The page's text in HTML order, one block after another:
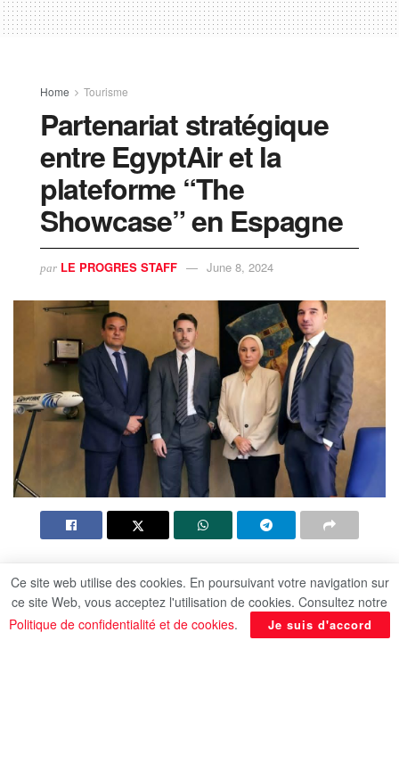
Home Tourisme
Partenariat stratégique
entre EgyptAir et la
plateforme “The
Showcase” en Espagne
par LE PROGRES STAFF June 8, 2024
Par Mohamed Attia
Le bureau d’EgyptAir en Espagne a signé un
protocole d’accord avec la plateforme “The
Ce site web utilise des cookies. En poursuivant votre navigation sur
ce site Web, vous acceptez l'utilisation de cookies. Consultez notre
Politique de confidentialité et de cookies. Je suis d'accord